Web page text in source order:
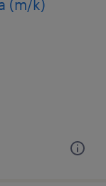
(m/k)